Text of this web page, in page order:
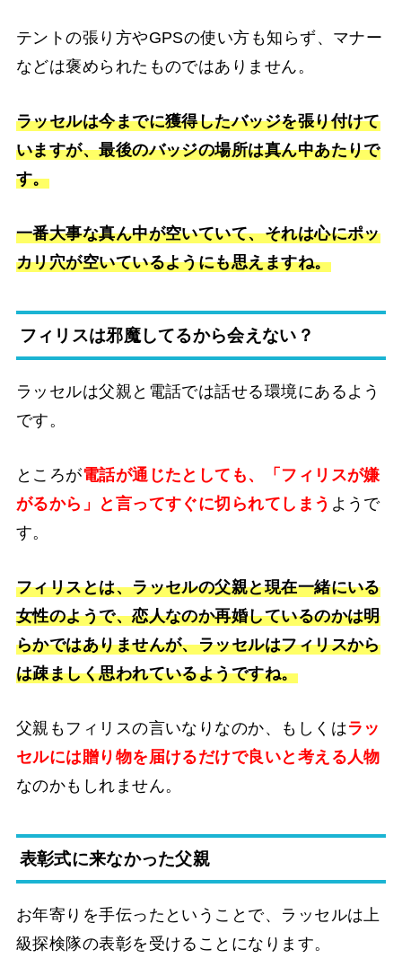
テントの張り方やGPSの使い方も知らず、マナー
などは褒められたものではありません。
ラッセルは今までに獲得したバッジを張り付けて
いますが、最後のバッジの場所は真ん中あたりで
す。
一番大事な真ん中が空いていて、それは心にポッ
カリ穴が空いているようにも思えますね。
フィリスは邪魔してるから会えない？
ラッセルは父親と電話では話せる環境にあるよう
です。
ところが電話が通じたとしても、「フィリスが嫌
がるから」と言ってすぐに切られてしまう ようで
す。
フィリスとは、ラッセルの父親と現在一緒にいる
女性のようで、恋人なのか再婚しているのかは明
らかではありませんが、ラッセルはフィリスから
は疎ましく思われているようですね。
父親もフィリスの言いなりなのか、もしくはラッ
セルには贈り物を届けるだけで良いと考える人物
なのかもしれません。
表彰式に来なかった父親
お年寄りを手伝ったということで、ラッセルは上
級探検隊の表彰を受けることになります。